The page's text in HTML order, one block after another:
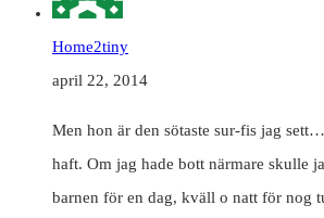
Home2tiny
april 22, 2014
Men hon är den sötaste sur-fis jag
haft. Om jag hade bott närmare skulle
barnen för en dag, kväll o natt för nog